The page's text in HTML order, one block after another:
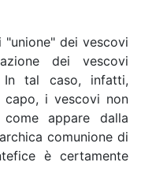
dei vescovi
dei vescovi
In tal caso, infatti,
capo, i vescovi non
appare dalla
comunione di
è certamente